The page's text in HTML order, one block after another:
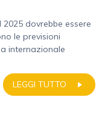
dovrebbe essere
le previsioni
internazionale
LEGGI TUTTO